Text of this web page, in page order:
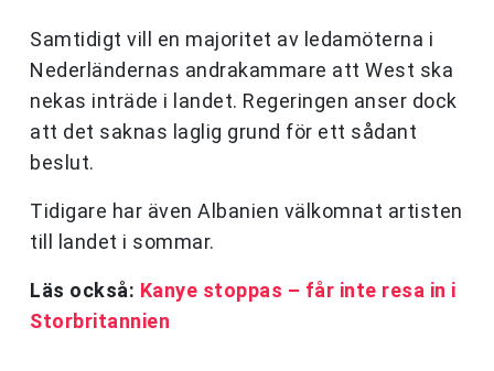
Samtidigt vill en majoritet av ledamöterna i
Nederländernas andrakammare att West ska
nekas inträde i landet. Regeringen anser dock
att det saknas laglig grund för ett sådant
beslut.
Tidigare har även Albanien välkomnat artisten
till landet i sommar.
Läs också: Kanye stoppas – får inte resa in i
Storbritannien